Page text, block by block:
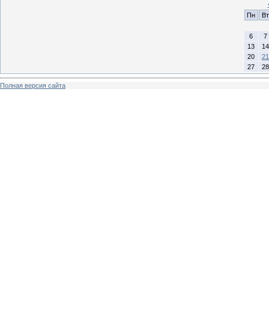
Пн
Вт
6
7
13
14
20
21
27
28
Полная версия сайта